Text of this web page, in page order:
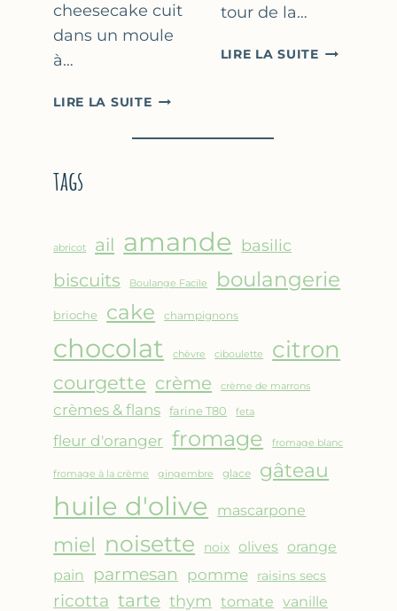
cheesecake cuit
dans un moule
à…
LIRE LA SUITETERRINE
YAOURT
&
ROUGES
tour de la…
LIRE LA SUITEASPERGES
tags
abricot ail amande basilic
biscuits Boulange Facile boulangerie
brioche cake champignons
chocolat chèvre ciboulette citron
courgette crème crème de marrons
crèmes & flans farine T80 feta
fleur d'oranger fromage fromage blanc
fromage à la crème gingembre glace gâteau
huile d'olive mascarpone
miel noisette noix olives orange
pain
parmesan pomme raisins secs
ricotta tarte thym tomate vanille